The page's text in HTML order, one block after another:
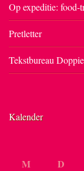
Op expeditie: food-
Pretletter
Tekstbureau Doppie
Kalender
M D